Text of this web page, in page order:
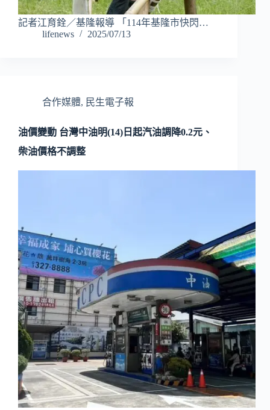
記者江育銓／基隆報導 「114年基隆市快閃…
lifenews
2025/07/13
合作媒體, 民生電子報
油價變動 台灣中油明(14)日起汽油調降0.2元、
柴油價格不調整